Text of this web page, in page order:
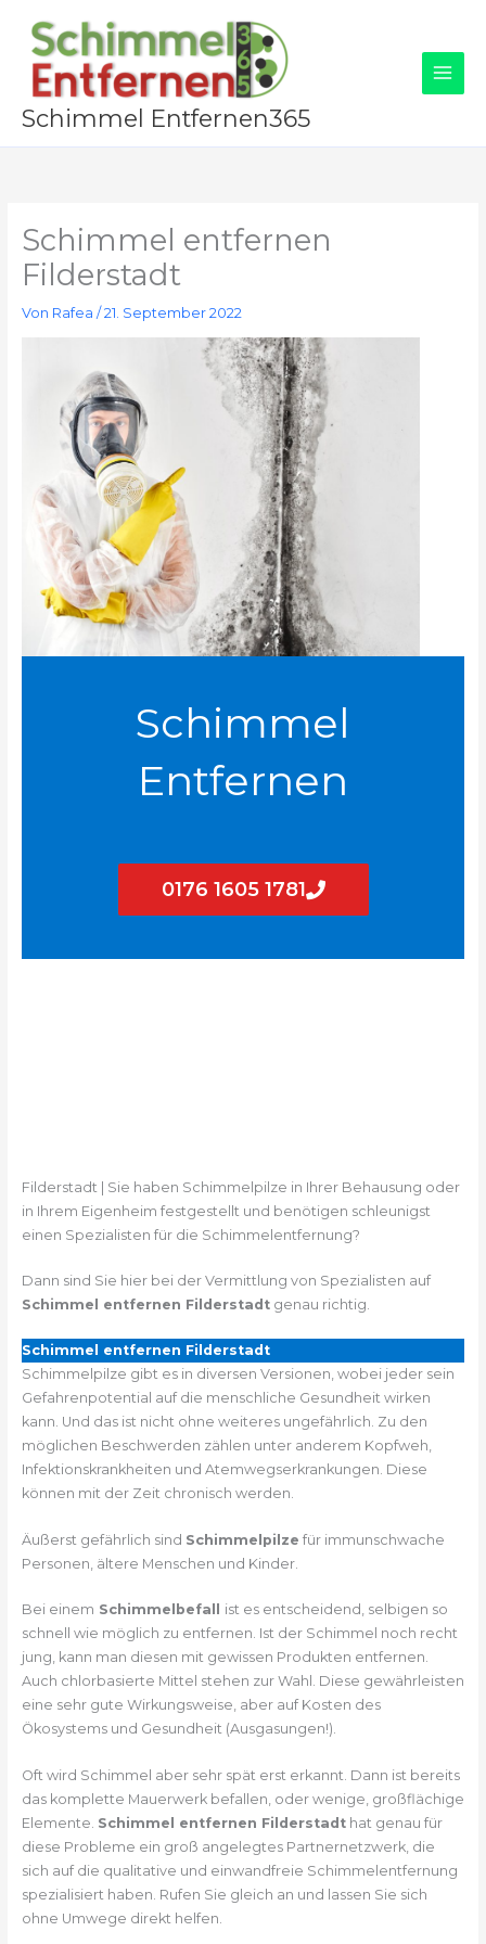
Inhalt
springen
Schimmel Entfernen365
Schimmel entfernen
Filderstadt
Von Rafea /21. September 2022
Schimmel
Entfernen
0176 1605 1781
Filderstadt | Sie haben Schimmelpilze in Ihrer Behausung oder
in Ihrem Eigenheim festgestellt und benötigen schleunigst
einen Spezialisten für die Schimmelentfernung?
Dann sind Sie hier bei der Vermittlung von Spezialisten auf
Schimmel entfernen Filderstadtgenau richtig.
Schimmel entfernen Filderstadt
Schimmelpilze gibt es in diversen Versionen, wobei jeder sein
Gefahrenpotential auf die menschliche Gesundheit wirken
kann. Und das ist nicht ohne weiteres ungefährlich. Zu den
möglichen Beschwerden zählen unter anderem Kopfweh,
Infektionskrankheiten und Atemwegserkrankungen. Diese
können mit der Zeit chronisch werden.
Äußerst gefährlich sind Schimmelpilze für immunschwache
Personen, ältere Menschen und Kinder.
Bei einem Schimmelbefall ist es entscheidend, selbigen so
schnell wie möglich zu entfernen. Ist der Schimmel noch recht
jung, kann man diesen mit gewissen Produkten entfernen.
Auch chlorbasierte Mittel stehen zur Wahl. Diese gewährleisten
eine sehr gute Wirkungsweise, aber auf Kosten des
Ökosystems und Gesundheit (Ausgasungen!).
Oft wird Schimmel aber sehr spät erst erkannt. Dann ist bereits
das komplette Mauerwerk befallen, oder wenige, großflächige
Elemente. Schimmel entfernen Filderstadthat genau für
diese Probleme ein groß angelegtes Partnernetzwerk, die
sich auf die qualitative und einwandfreie Schimmelentfernung
spezialisiert haben. Rufen Sie gleich an und lassen Sie sich
ohne Umwege direkt helfen.